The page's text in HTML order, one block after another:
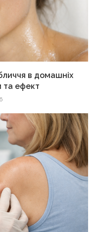
в домашніх
та ефект